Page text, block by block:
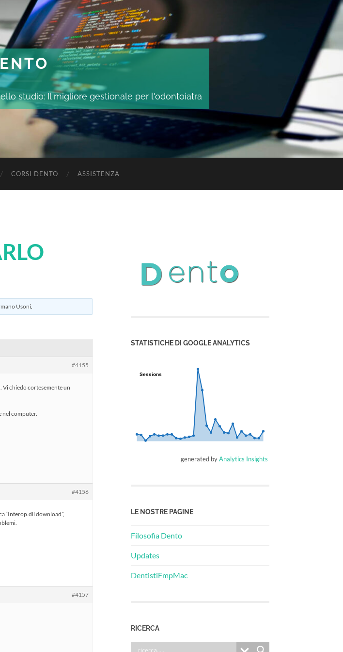
studio: Il migliore gestionale per l'odontoiatra
CORSI DENTO ASSISTENZA
Usoni
#4155
Vi chiedo cortesemente un
nel computer.
#4156
“Interop.dll download”,
#4157
STATISTICHE DI GOOGLE ANALYTICS
Sessions
Sessions
generated byAnalytics Insights
LE NOSTRE PAGINE
Filosofia Dento
Updates
DentistiFmpMac
RICERCA